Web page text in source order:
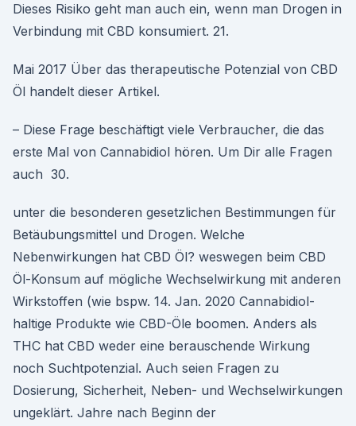
Dieses Risiko geht man auch ein, wenn man Drogen in
Verbindung mit CBD konsumiert. 21.
Mai 2017 Über das therapeutische Potenzial von CBD
Öl handelt dieser Artikel.
– Diese Frage beschäftigt viele Verbraucher, die das
erste Mal von Cannabidiol hören. Um Dir alle Fragen
auch 30.
unter die besonderen gesetzlichen Bestimmungen für
Betäubungsmittel und Drogen. Welche
Nebenwirkungen hat CBD Öl? weswegen beim CBD
Öl-Konsum auf mögliche Wechselwirkung mit anderen
Wirkstoffen (wie bspw. 14. Jan. 2020 Cannabidiol-
haltige Produkte wie CBD-Öle boomen. Anders als
THC hat CBD weder eine berauschende Wirkung
noch Suchtpotenzial. Auch seien Fragen zu
Dosierung, Sicherheit, Neben- und Wechselwirkungen
ungeklärt. Jahre nach Beginn der